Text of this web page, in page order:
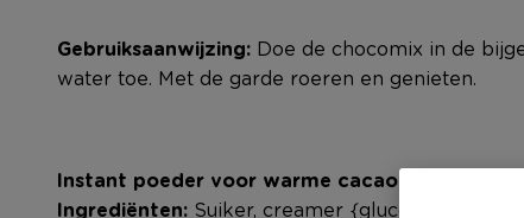
Gebruiksaanwijzing: Doe de chocomix in de
water toe. Met de garde roeren en genieten.
Instant poeder voor warme cacaodrank met
Ingrediënten: Suiker, creamer {glucosestroop,